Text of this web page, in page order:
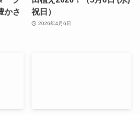
かさ
祝日）
2026年4月6日